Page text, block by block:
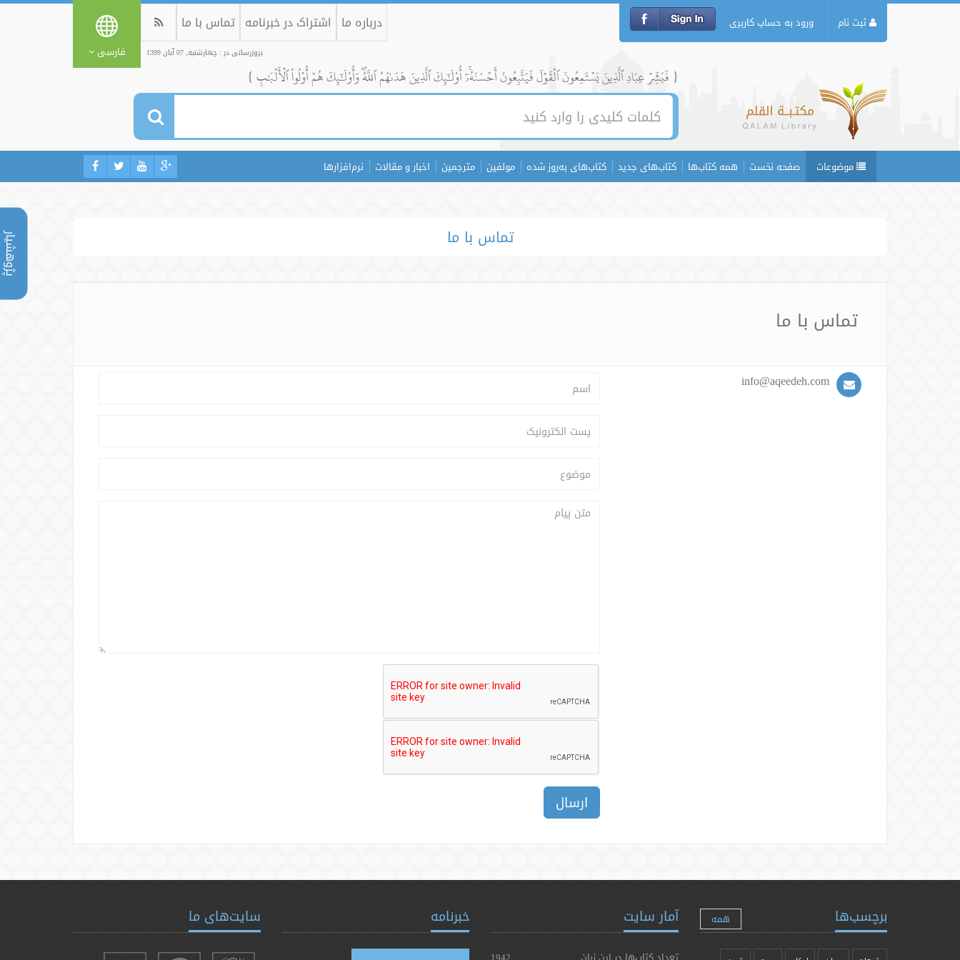
پژوهشیار
ثبت نام ورود به حساب کاربری درباره ما اشتراک در خبرنامه تماس با ما
بروزرسانی در : چهارشنبه, 07 آبان 1399 فارسی
{ فَبَشِّرۡ عِبَادِ ٱلَّذِينَ يَسۡتَمِعُونَ ٱلۡقَوۡلَ فَيَتَّبِعُونَ أَحۡسَنَهُۥٓۚ أُوْلَٰٓئِكَ ٱلَّذِينَ هَدَىٰهُمُ ٱللَّهُۖ وَأُوْلَٰٓئِكَ هُمۡ أُوْلُواْ ٱلۡأَلۡبَٰبِ }
موضوعات صفحه نخست همه کتاب‌ها کتاب‌های جدید کتاب‌های به‌روز شده مولفین مترجمین اخبار و مقالات نرم‌افزارها
تماس با ما
تماس با ما
info@aqeedeh.com
ارسال
برچسب‌ها همه آمار سایت خبرنامه سایت‌های ما